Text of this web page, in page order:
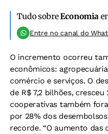
Tudo sobreEconomia
Entre no canal do
O incremento ocorreu
econômicos:
comércio e serviços. O
de R$ 7,2 bilhões,
cooperativas também
por 28% dos
recorde. “O aumento